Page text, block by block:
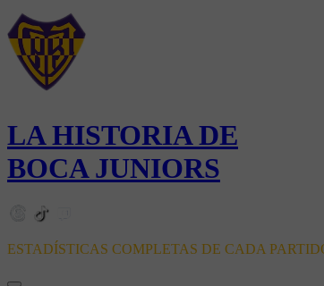
LA HISTORIA DE
BOCA JUNIORS
ESTADÍSTICAS COMPLETAS DE CADA